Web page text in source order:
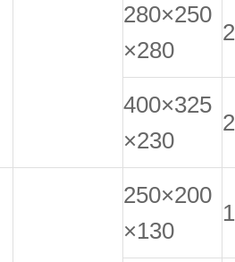
280×250
×280
400×325
×230
250×200
×130